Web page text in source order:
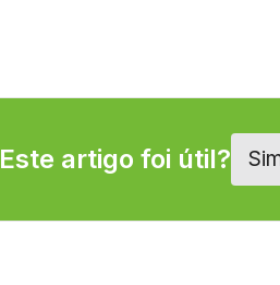
Este artigo foi útil?